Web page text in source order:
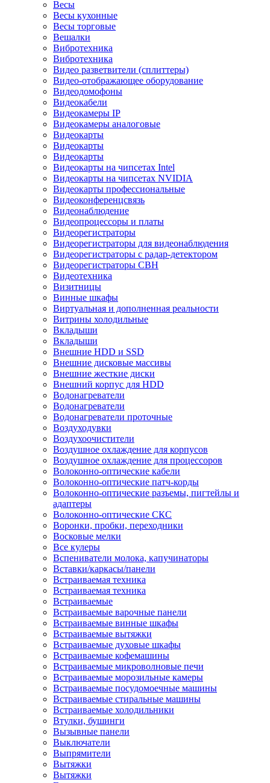
Весы
Весы кухонные
Весы торговые
Вешалки
Вибротехника
Вибротехника
Видео разветвители (сплиттеры)
Видео-отображающее оборудование
Видеодомофоны
Видеокабели
Видеокамеры IP
Видеокамеры аналоговые
Видеокарты
Видеокарты
Видеокарты
Видеокарты на чипсетах Intel
Видеокарты на чипсетах NVIDIA
Видеокарты профессиональные
Видеоконференцсвязь
Видеонаблюдение
Видеопроцессоры и платы
Видеорегистраторы
Видеорегистраторы для видеонаблюдения
Видеорегистраторы с радар-детектором
Видеорегистраторы СВН
Видеотехника
Визитницы
Винные шкафы
Виртуальная и дополненная реальности
Витрины холодильные
Вкладыши
Вкладыши
Внешние HDD и SSD
Внешние дисковые массивы
Внешние жесткие диски
Внешний корпус для HDD
Водонагреватели
Водонагреватели
Водонагреватели проточные
Воздуходувки
Воздухоочистители
Воздушное охлаждение для корпусов
Воздушное охлаждение для процессоров
Волоконно-оптические кабели
Волоконно-оптические патч-корды
Волоконно-оптические разъемы, пигтейлы и
адаптеры
Волоконно-оптические СКС
Воронки, пробки, переходники
Восковые мелки
Все кулеры
Вспениватели молока, капучинаторы
Вставки/каркасы/панели
Встраиваемая техника
Встраиваемая техника
Встраиваемые
Встраиваемые варочные панели
Встраиваемые винные шкафы
Встраиваемые вытяжки
Встраиваемые духовые шкафы
Встраиваемые кофемашины
Встраиваемые микроволновые печи
Встраиваемые морозильные камеры
Встраиваемые посудомоечные машины
Встраиваемые стиральные машины
Встраиваемые холодильники
Втулки, бушинги
Вызывные панели
Выключатели
Выпрямители
Вытяжки
Вытяжки